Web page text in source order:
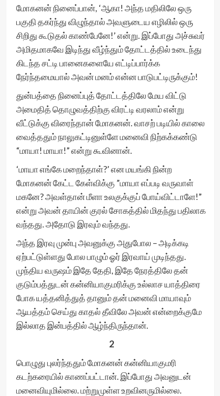
மோகனன் நினைப்பான், ‘ஆகா! அந்த மதிலிலே ஒரு
பகுதி தகர்ந்து விழுந்தால் அவளுடைய எழிலில் ஒரு
சிறிது கூடுதல் காண்பேனே!’ என்று. இப்போது அச்சுவர்
அமிதமாகவே இடிந்து வீழ்ந்தும் தோட்டத்தில் உடைந்து
கிடந்த சட்டி பானைகளையே எட்டிப்பார்க்க
நேர்ந்தமையால் அவன் மனம் என்ன பாடுபட்டிருக்கும்!
துன்பத்தை நினைப்புத் தோட்டத்திலே மேய விட்டு
அமைதித் தொழுவத்திற்கு விரட்டி வரலாம் என்று
வீட்டுக்கு விரைந்தான் மோகனன். வாசற் படியில் காலை
வைத்ததும் நாலுகட்டினுள்ளே மனைவி நிற்கக்கண்டு
“மாயா! மாயா!” என்று கூவினான்.
‘மாயா எங்கே மறைந்தாள்?’ என மயங்கி நின்ற
மோகனன் கேட்ட கேள்விக்கு ”மாயா எப்படி வருவாள்
மகனே? அவள்தான் மீளா உலகுக்குப் போய்விட்டாளே!”
என்று அவன் தாயின் குரல் சோகத்தில் மிதந்து பதிலாக
வந்தது. அதோடு இரவும் வந்தது.
அந்த இரவு முன்பு அவனுக்கு அதுபோல – அடிக்கடி
ஏற்பட்டுள்ளது போல பாழும் ஓர் இரவாய் முடிந்தது.
முந்திய வருஷம் இதே தேதி, இதே நேரத்திலே தன்
குடும்பத்துடன் கன்னியாகுமரிக்கு உல்லாச யாத்திரை
போக யத்தனித்துத் தானும் தன் மனைவி மாயாவும்
ஆயத்தம் செய்து காதல் தீவிலே அவன் என்றைக்குமே
இல்லாத இன்பத்தில் ஆழ்ந்திருந்தான்.
2
பொழுது புலர்ந்ததும் மோகனன் கன்னியாகுமரி
கடற்கரையில் காணப்பட்டான். இப்போது அவனுடன்
மனைவியுமில்லை. மற்றுமுள்ள உறவினருமில்லை.